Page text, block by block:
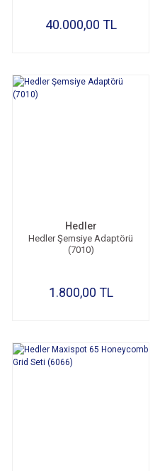
40.000,00 TL
Hedler
Hedler Şemsiye Adaptörü
(7010)
1.800,00 TL